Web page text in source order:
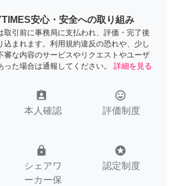
安心・安全への取り組み
取引前に事務局に支払われ、評価・完了後
込まれます。利用規約違反の恐れや、少し
審な内容のサービスやリクエストやユーザ
った場合は通報してください。
詳細を見る
assignment_ind
本人確認
tag_faces
評価制度
lock
シェアワ
ーカー保
stars
認定制度